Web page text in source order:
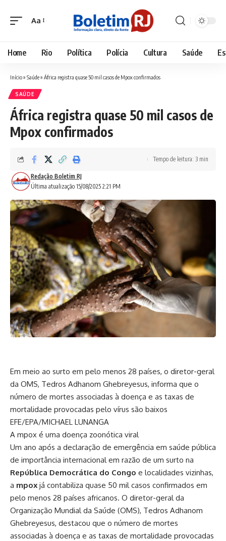
Font
Aa
Home Rio Política Polícia Cultura Saúde
Início» Saúde» África registra quase 50 mil casos de Mpox confirmados
SAÚDE
África registra quase 50 mil casos de
Mpox confirmados
Última atualização 15/08/2025 2:21 PM
Redação Boletim RJ
Tempo de leitura: 3 min
Em meio ao surto em pelo menos 28 países, o diretor-geral
da OMS, Tedros Adhanom Ghebreyesus, informa que o
número de mortes associadas à doença e as taxas de
mortalidade provocadas pelo vírus são baixos
EFE/EPA/MICHAEL LUNANGA
A mpox é uma doença zoonótica viral
Um ano após a declaração de emergência em saúde pública
de importância internacional em razão de um surto na
República Democrática do Congo e localidades vizinhas,
a mpox já contabiliza quase 50 mil casos confirmados em
pelo menos 28 países africanos. O diretor-geral da
Organização Mundial da Saúde (OMS), Tedros Adhanom
Ghebreyesus, destacou que o número de mortes
associadas à doença e as taxas de mortalidade provocadas